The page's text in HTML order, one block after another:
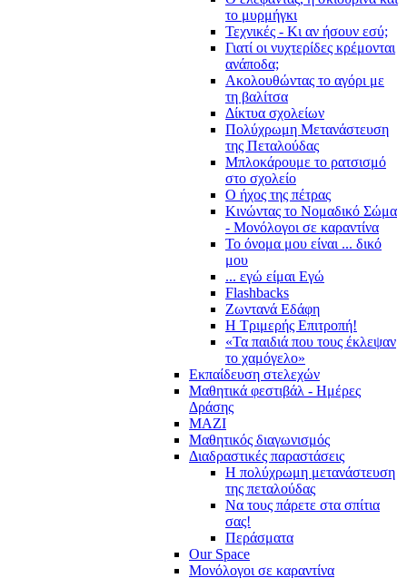
το μυρμήγκι
Τεχνικές - Κι αν ήσουν εσύ;
Γιατί οι νυχτερίδες κρέμονται
ανάποδα;
Ακολουθώντας το αγόρι με
τη βαλίτσα
Δίκτυα σχολείων
Πολύχρωμη Μετανάστευση
της Πεταλούδας
Μπλοκάρουμε το ρατσισμό
στο σχολείο
Ο ήχος της πέτρας
Κινώντας το Νομαδικό Σώμα
- Μονόλογοι σε καραντίνα
Το όνομα μου είναι ... δικό
μου
... εγώ είμαι Εγώ
Flashbacks
Ζωντανά Εδάφη
Η Τριμερής Επιτροπή!
«Τα παιδιά που τους έκλεψαν
το χαμόγελο»
Εκπαίδευση στελεχών
Μαθητικά φεστιβάλ - Ημέρες
Δράσης
ΜΑΖΙ
Μαθητικός διαγωνισμός
Διαδραστικές παραστάσεις
Η πολύχρωμη μετανάστευση
της πεταλούδας
Να τους πάρετε στα σπίτια
σας!
Περάσματα
Our Space
Μονόλογοι σε καραντίνα